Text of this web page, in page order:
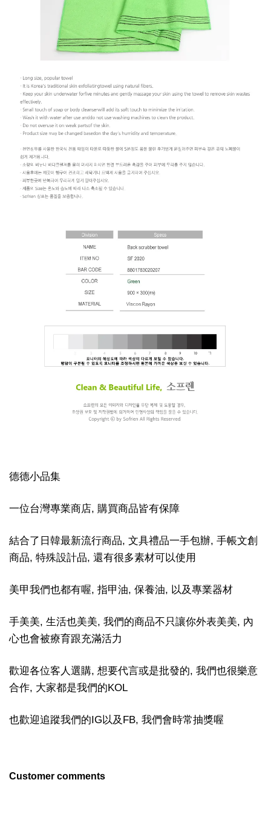
德德小品集
一位台灣專業商店, 購買商品皆有保障
結合了日韓最新流行商品, 文具禮品一手包辦, 手帳文創
商品, 特殊設計品, 還有很多素材可以使用
美甲我們也都有喔, 指甲油, 保養油, 以及專業器材
手美美, 生活也美美, 我們的商品不只讓你外表美美, 內
心也會被療育跟充滿活力
歡迎各位客人選購, 想要代言或是批發的, 我們也很樂意
合作, 大家都是我們的KOL
也歡迎追蹤我們的IG以及FB, 我們會時常抽獎喔
Customer comments